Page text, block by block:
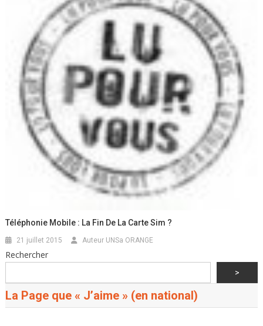
Téléphonie Mobile : La Fin De La Carte Sim ?
21 juillet 2015 Auteur UNSa ORANGE
Rechercher
>
La Page que « J’aime » (en national)